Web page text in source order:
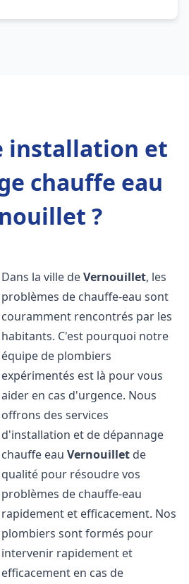
installation et
chauffe eau
?
Dans la ville deVernouillet, les
problèmes de chauffe-eau sont
couramment rencontrés par les
habitants. C'est pourquoi notre
équipe de plombiers
expérimentés est là pour vous
aider en cas d'urgence. Nous
offrons des services
d'installation et de dépannage
chauffe eauVernouillet de
qualité pour résoudre vos
problèmes de chauffe-eau
rapidement et efficacement. Nos
plombiers sont formés pour
intervenir rapidement et
efficacement en cas de